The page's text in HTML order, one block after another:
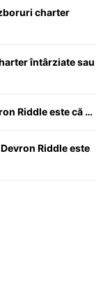
charter
întârziate sau
Riddle este că …
Riddle este